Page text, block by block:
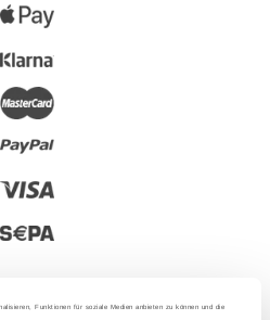
Funktionen für soziale Medien anbieten zu können und die